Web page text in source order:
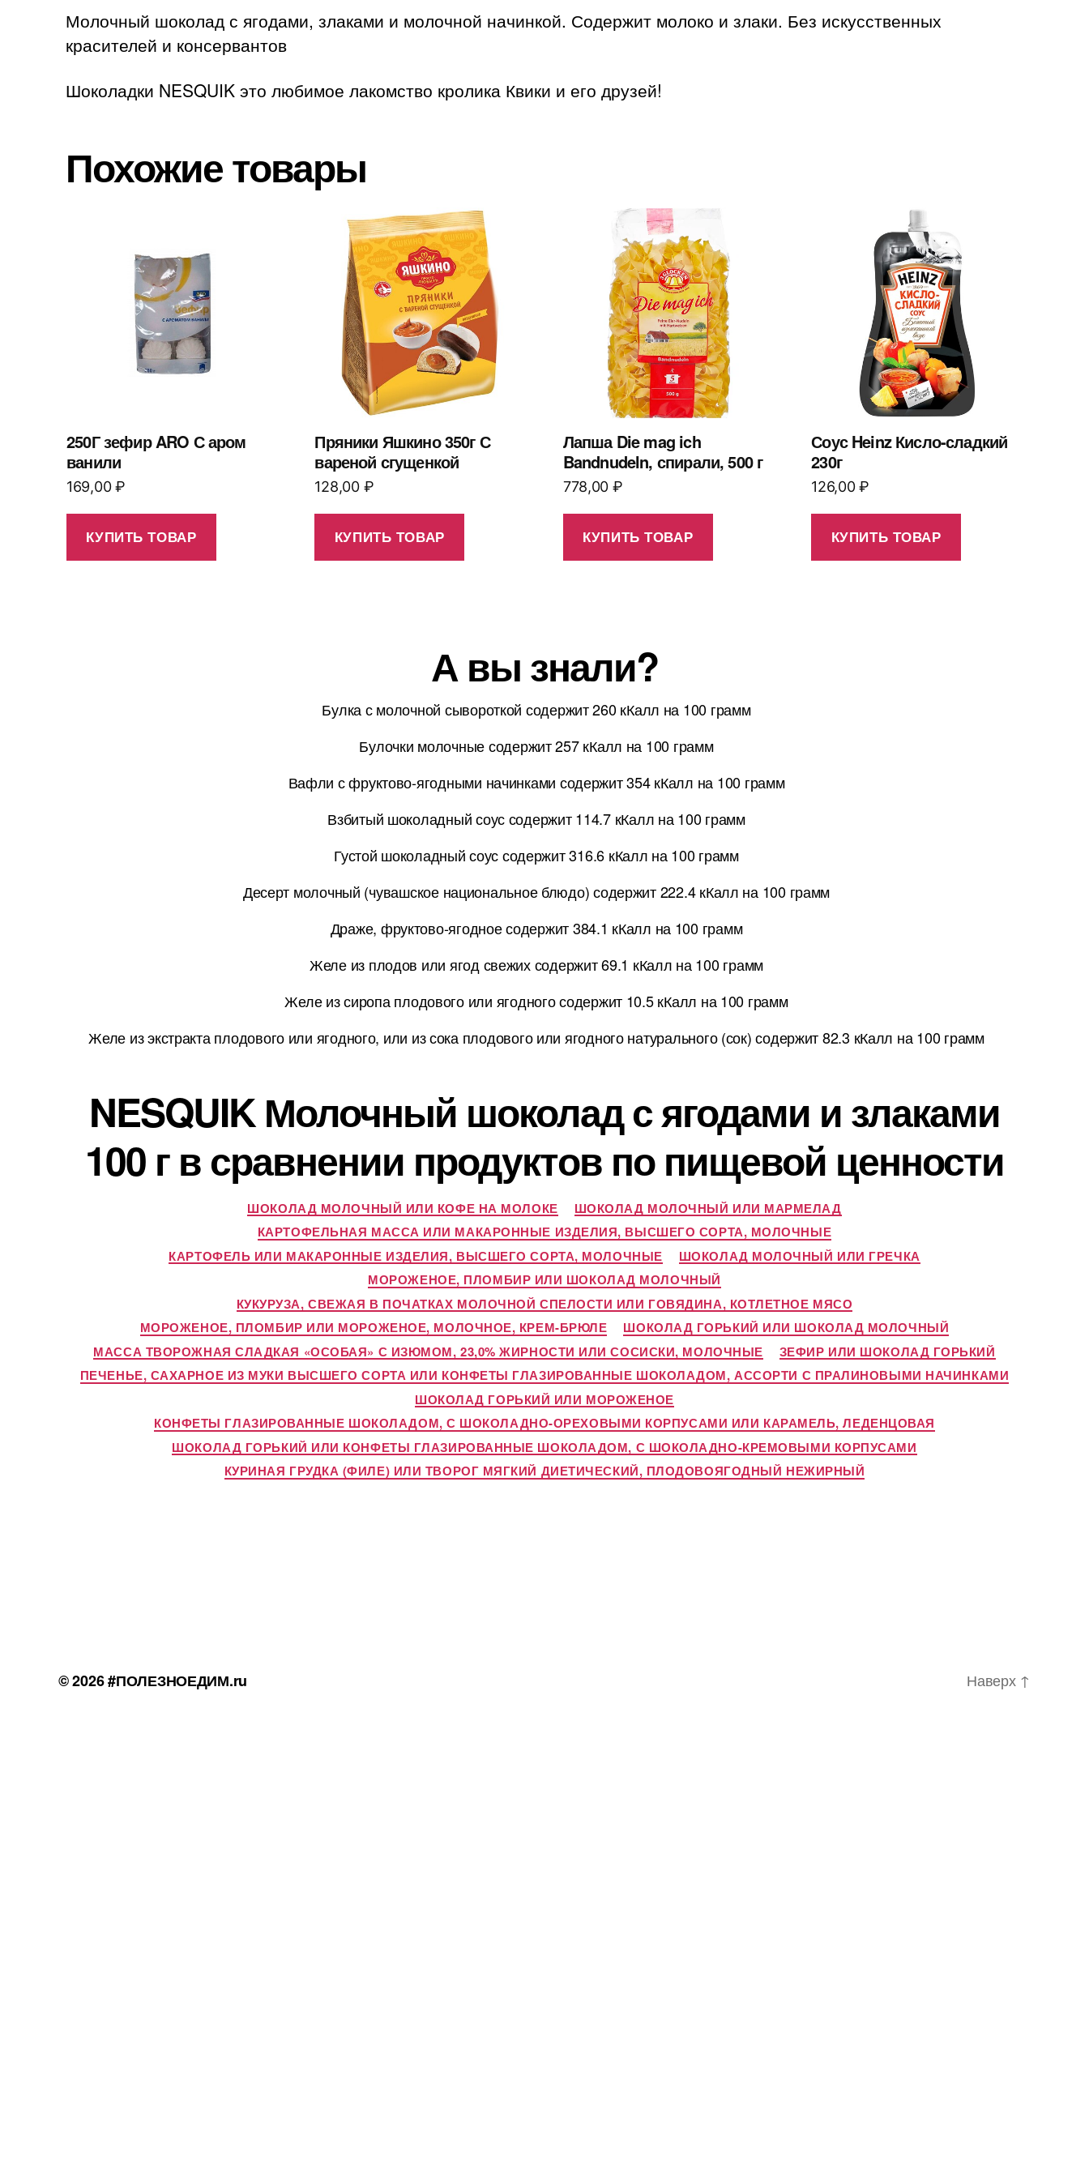
Молочный шоколад с ягодами, злаками и молочной начинкой. Содержит молоко и злаки. Без искусственных
красителей и консервантов
Шоколадки NESQUIK это любимое лакомство кролика Квики и его друзей!
Похожие товары
250Г зефир ARO С аром
ванили
169,00₽
КУПИТЬ ТОВАР
Пряники Яшкино 350г С
вареной сгущенкой
128,00 ₽
КУПИТЬ ТОВАР
Лапша Die mag ich
Bandnudeln, спирали, 500 г
778,00 ₽
КУПИТЬ ТОВАР
Соус Heinz Кисло-сладкий
230г
126,00₽
КУПИТЬ ТОВАР
А вы знали?
Булка с молочной сывороткой содержит 260 кКалл на 100 грамм
Булочки молочные содержит 257 кКалл на 100 грамм
Вафли с фруктово-ягодными начинками содержит 354 кКалл на 100 грамм
Взбитый шоколадный соус содержит 114.7 кКалл на 100 грамм
Густой шоколадный соус содержит 316.6 кКалл на 100 грамм
Десерт молочный (чувашское национальное блюдо) содержит 222.4 кКалл на 100 грамм
Драже, фруктово-ягодное содержит 384.1 кКалл на 100 грамм
Желе из плодов или ягод свежих содержит 69.1 кКалл на 100 грамм
Желе из сиропа плодового или ягодного содержит 10.5 кКалл на 100 грамм
Желе из экстракта плодового или ягодного, или из сока плодового или ягодного натурального (сок) содержит 82.3 кКалл на 100 грамм
NESQUIK Молочный шоколад с ягодами и злаками
100 г в сравнении продуктов по пищевой ценности
ШОКОЛАД МОЛОЧНЫЙ ИЛИ КОФЕ НА МОЛОКЕ
ШОКОЛАД МОЛОЧНЫЙ ИЛИ МАРМЕЛАД
КАРТОФЕЛЬНАЯ МАССА ИЛИ МАКАРОННЫЕ ИЗДЕЛИЯ, ВЫСШЕГО СОРТА, МОЛОЧНЫЕ
КАРТОФЕЛЬ ИЛИ МАКАРОННЫЕ ИЗДЕЛИЯ, ВЫСШЕГО СОРТА, МОЛОЧНЫЕ
ШОКОЛАД МОЛОЧНЫЙ ИЛИ ГРЕЧКА
МОРОЖЕНОЕ, ПЛОМБИР ИЛИ ШОКОЛАД МОЛОЧНЫЙ
КУКУРУЗА, СВЕЖАЯ В ПОЧАТКАХ МОЛОЧНОЙ СПЕЛОСТИ ИЛИ ГОВЯДИНА, КОТЛЕТНОЕ МЯСО
МОРОЖЕНОЕ, ПЛОМБИР ИЛИ МОРОЖЕНОЕ, МОЛОЧНОЕ, КРЕМ-БРЮЛЕ
ШОКОЛАД ГОРЬКИЙ ИЛИ ШОКОЛАД МОЛОЧНЫЙ
МАССА ТВОРОЖНАЯ СЛАДКАЯ «ОСОБАЯ» С ИЗЮМОМ, 23,0% ЖИРНОСТИ ИЛИ СОСИСКИ, МОЛОЧНЫЕ
ЗЕФИР ИЛИ ШОКОЛАД ГОРЬКИЙ
ПЕЧЕНЬЕ, САХАРНОЕ ИЗ МУКИ ВЫСШЕГО СОРТА ИЛИ КОНФЕТЫ ГЛАЗИРОВАННЫЕ ШОКОЛАДОМ, АССОРТИ С ПРАЛИНОВЫМИ НАЧИНКАМИ
ШОКОЛАД ГОРЬКИЙ ИЛИ МОРОЖЕНОЕ
КОНФЕТЫ ГЛАЗИРОВАННЫЕ ШОКОЛАДОМ, С ШОКОЛАДНО-ОРЕХОВЫМИ КОРПУСАМИ ИЛИ КАРАМЕЛЬ, ЛЕДЕНЦОВАЯ
ШОКОЛАД ГОРЬКИЙ ИЛИ КОНФЕТЫ ГЛАЗИРОВАННЫЕ ШОКОЛАДОМ, С ШОКОЛАДНО-КРЕМОВЫМИ КОРПУСАМИ
КУРИНАЯ ГРУДКА (ФИЛЕ) ИЛИ ТВОРОГ МЯГКИЙ ДИЕТИЧЕСКИЙ, ПЛОДОВОЯГОДНЫЙ НЕЖИРНЫЙ
© 2026#ПОЛЕЗНОЕДИМ.ru Наверх ↑